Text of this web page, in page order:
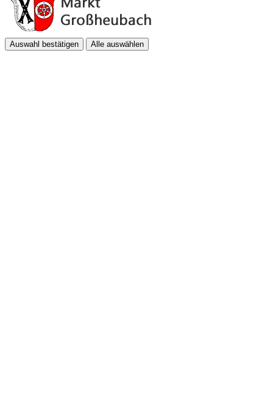
Auswahl bestätigen Alle auswählen